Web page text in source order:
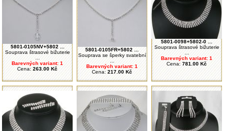
5801-0105NV+5802 ...
Souprava štrasové bižuterie
Barevných variant: 1
Cena: 263.00 Kč
5801-0105FR+5802 ...
Souprava se šperky svatební
Barevných variant: 1
Cena: 217.00 Kč
5801-0098+5802-0 ...
Souprava štrasové bižuterie
Barevných variant: 1
Cena: 781.00 Kč